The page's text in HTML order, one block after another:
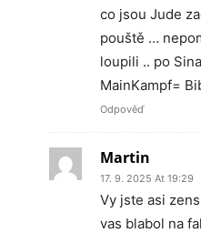
co jsou Jude
pouště …
loupili .. po
MainKampf=
Odpověď
Martin
17. 9. 2025 At 19:29
Vy jste asi
vas blabol na